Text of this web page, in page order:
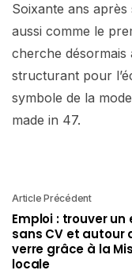
Soixante ans
aussi comme le
cherche désormais
structurant pour
symbole de la
made in 47.
Article Précédent
Emploi : trouver un
sans CV et autour
verre grâce à la
locale